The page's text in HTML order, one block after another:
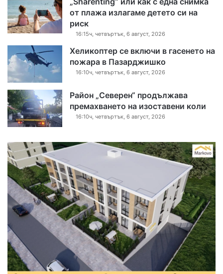
от плажа излагаме детето си на
риск
16:15ч, четвъртък, 6 август, 2026
Хеликоптер се включи в гасенето на
пожара в Пазарджишко
16:10ч, четвъртък, 6 август, 2026
Район „Северен“ продължава
премахването на изоставени коли
16:10ч, четвъртък, 6 август, 2026